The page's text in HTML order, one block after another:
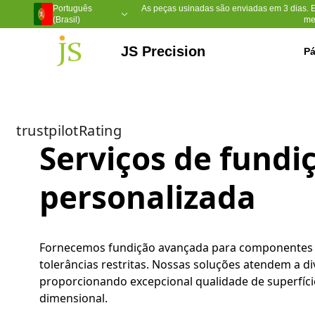
Português
(Brasil)
As peças usinadas são enviadas em 3 dias.
JS Precision
trustpilotRating
Serviços de
personalizada
Fornecemos fundição avançada para
tolerâncias restritas. Nossas soluções atendem a
proporcionando excepcional qualidade de
dimensional.